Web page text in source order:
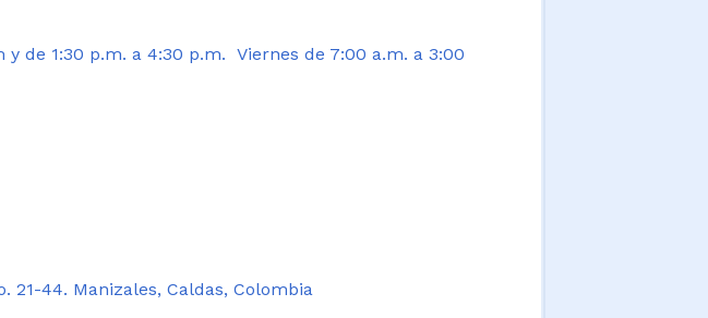
y de 1:30 p.m. a 4:30 p.m. Viernes de 7:00 a.m. a 3:00
21-44. Manizales, Caldas, Colombia